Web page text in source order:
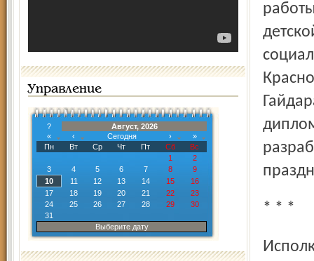
Управление
?
Август, 2026
«
‹ Сегодня ›
»
Пн
Вт Ср Чт Пт Сб
Вс
1
2
3
4 5 6 7 8
9
10
11 12 13 14 15
16
17
18 19 20 21 22
23
24
25 26 27 28 29
30
31
Выберите дату
* * *
Исполком движения совместно с областными